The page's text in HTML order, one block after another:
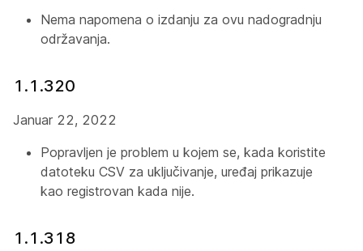
Nema napomena o izdanju za ovu nadogradnju
održavanja.
1.1.320
Januar 22, 2022
Popravljen je problem u kojem se, kada koristite
datoteku CSV za uključivanje, uređaj prikazuje
kao registrovan kada nije.
1.1.318